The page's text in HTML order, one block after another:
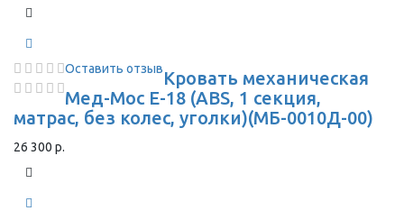
Оставить отзывКровать механическая
Мед-Мос Е-18 (ABS, 1 секция,
матрас, без колес, уголки)(МБ-0010Д-00)
26 300 р.